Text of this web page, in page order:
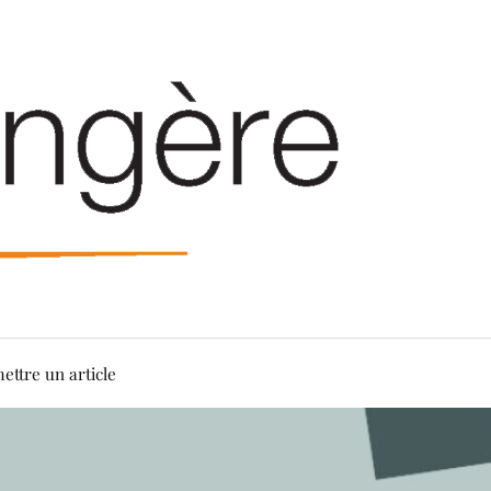
un article